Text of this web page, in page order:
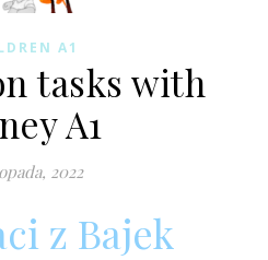
A1
tasks with
A1
2022
z Bajek